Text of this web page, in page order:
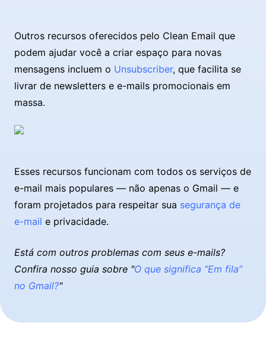
Outros recursos oferecidos pelo Clean Email que
podem ajudar você a criar espaço para novas
mensagens incluem o Unsubscriber, que facilita se
livrar de newsletters e e-mails promocionais em
massa.
Esses recursos funcionam com todos os serviços de
e-mail mais populares — não apenas o Gmail — e
foram projetados para respeitar sua segurança de
e-mail e privacidade.
Está com outros problemas com seus e-mails?
Confira nosso guia sobre "O que significa “Em fila”
no Gmail?"